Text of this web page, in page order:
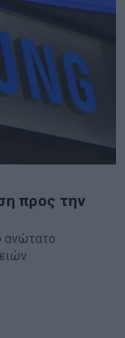
προς την
ανώτατο